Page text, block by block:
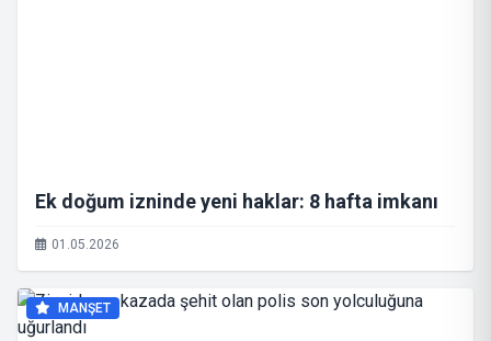
Ek doğum izninde yeni haklar: 8 hafta imkanı
01.05.2026
MANŞET